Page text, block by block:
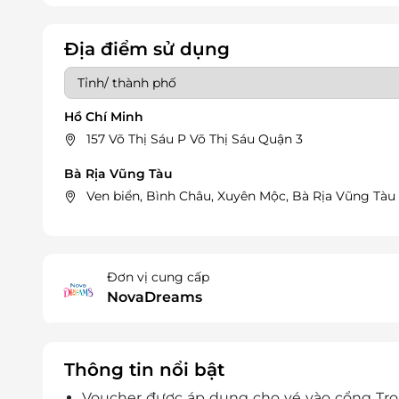
Địa điểm sử dụng
Hồ Chí Minh
157 Võ Thị Sáu P Võ Thị Sáu Quận 3
Bà Rịa Vũng Tàu
Ven biển, Bình Châu, Xuyên Mộc, Bà Rịa Vũng Tàu
Đơn vị cung cấp
NovaDreams
Thông tin nổi bật